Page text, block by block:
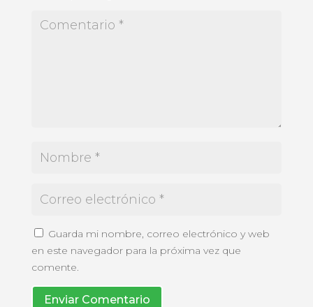
Guarda mi nombre, correo electrónico y web
en este navegador para la próxima vez que
comente.
Enviar Comentario